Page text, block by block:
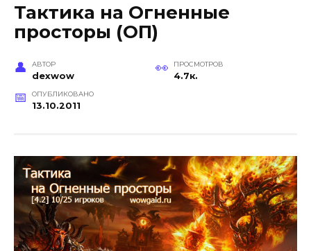
Тактика на Огненные
просторы (ОП)
АВТОР
dexwow
ПРОСМОТРОВ
4.7к.
ОПУБЛИКОВАНО
13.10.2011